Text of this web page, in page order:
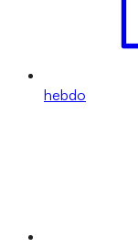
hebdo